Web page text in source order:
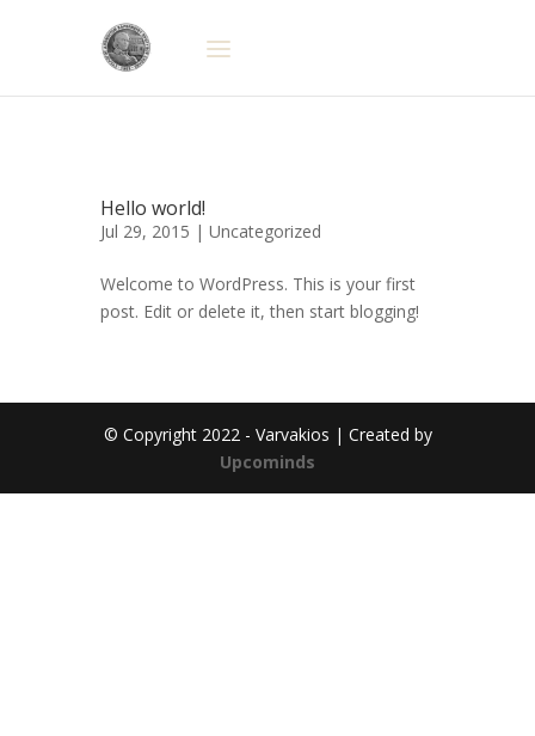
Hello world!
Jul 29, 2015 | Uncategorized
Welcome to WordPress. This is your first
post. Edit or delete it, then start blogging!
© Copyright 2022 - Varvakios | Created by
Upcominds